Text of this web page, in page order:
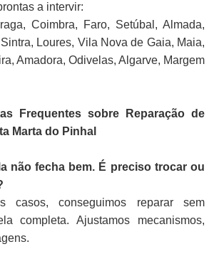
a intervir:
Coimbra, Faro, Setúbal, Almada,
Loures, Vila Nova de Gaia, Maia,
Amadora, Odivelas, Algarve, Margem
Frequentes sobre Reparação de
Marta do Pinhal
não fecha bem. É preciso trocar ou
casos, conseguimos reparar sem
completa. Ajustamos mecanismos,